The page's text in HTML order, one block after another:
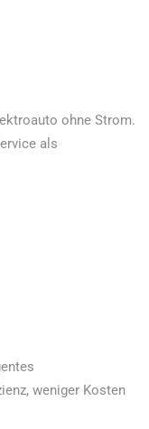
ohne Strom.
als
weniger Kosten